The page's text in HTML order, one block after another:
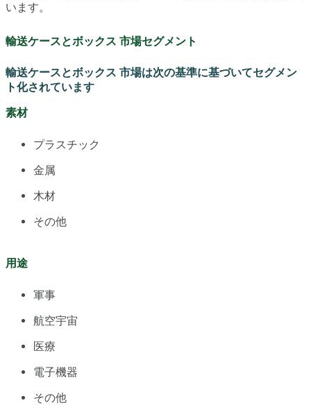
います。
輸送ケースとボックス 市場セグメント
輸送ケースとボックス 市場は次の基準に基づいてセグメン
ト化されています
素材
プラスチック
金属
木材
その他
用途
軍事
航空宇宙
医療
電子機器
その他